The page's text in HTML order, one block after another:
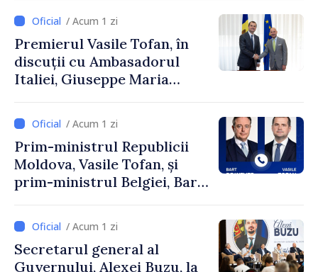
Uygar Mustafa Sertel
/ Acum 1 zi
Premierul Vasile Tofan, în
discuții cu Ambasadorul
Italiei, Giuseppe Maria
/ Acum 1 zi
Prim-ministrul Republicii
Moldova, Vasile Tofan, și
prim-ministrul Belgiei, Bart
despre parcursul european
al Republicii Moldova.
/ Acum 1 zi
Secretarul general al
Guvernului, Alexei Buzu, la